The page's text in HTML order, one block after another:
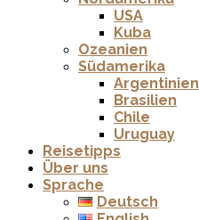
USA
Kuba
Ozeanien
Südamerika
Argentinien
Brasilien
Chile
Uruguay
Reisetipps
Über uns
Sprache
Deutsch